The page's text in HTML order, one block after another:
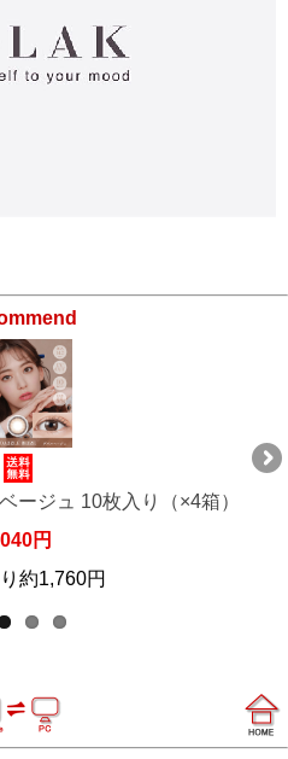
ダズルベージュ 10枚入り（×6
10,560円
1箱あたり約1,760円